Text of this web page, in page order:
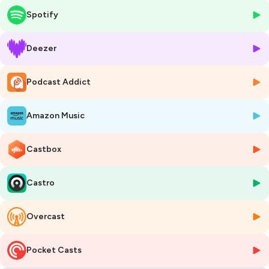
transition, mais une « expansion symbiotique de toutes les énergies et
de toutes les matières. »
D’ailleurs, d’où vient cette notion de transition ? La transition est-elle
une alliée de l’écologie ou sert-elle davantage les intérêts du
capitalisme industriel ? Si l’innovation perpétue l’exploitation massive
des ressources naturelles, comment amorcer une décroissance ?
nouvel épisode de Radio REcyclerie.
ondes : Simon Beyrand / Sound design : JFF / Illustration : Belen
Fernandez – Olelala
*Abonnez-vous à ce podcast*
Newsletter :
Apple podcast :
Spotify : https://spoti.fi/3dfJDg8
Deezer :
Et retrouvez Radio REcyclerie sur :
https://www.larecyclerie.com/podcasts/
Spotify
Deezer
Podcast Addict
Amazon Music
Castbox
Castro
Overcast
Pocket Casts